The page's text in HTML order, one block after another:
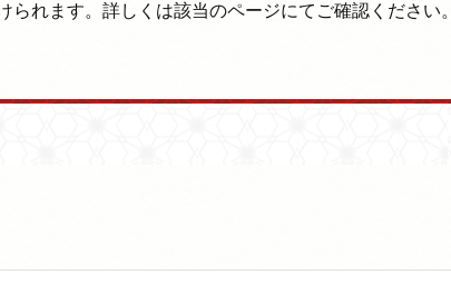
れます。詳しくは該当のページにてご確認ください。